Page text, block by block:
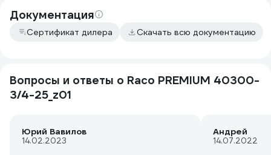
Документация
Сертификат дилера Скачать всю документацию
Вопросы и ответы о Raco PREMIUM 40300-
3/4-25_z01
Юрий Вавилов
14.02.2023
Андрей
14.07.2022